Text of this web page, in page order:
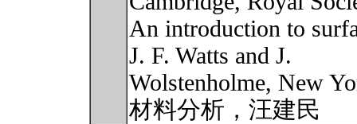
An introduction to
J. F. Watts and J.
Wolstenholme, New
材料分析，汪建民